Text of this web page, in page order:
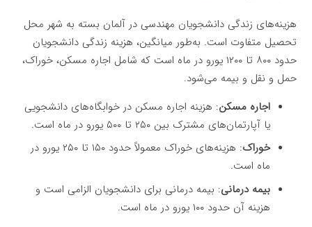
هزینه‌های زندگی دانشجویان مهندسی در آلمان بسته به شهر محل
تحصیل متفاوت است. به‌طور میانگین، هزینه زندگی دانشجویان
حدود ۸۰۰ تا ۱۲۰۰ یورو در ماه است که شامل اجاره مسکن، خوراک،
حمل و نقل و بیمه می‌شود.
اجاره مسکن: هزینه اجاره مسکن در خوابگاه‌های دانشجویی
یا آپارتمان‌های مشترک بین ۲۵۰ تا ۵۰۰ یورو در ماه است.
خوراک
: هزینه‌های خوراک معمولاً حدود ۱۵۰ تا ۲۵۰ یورو در
ماه است.
بیمه درمانی: بیمه درمانی برای دانشجویان الزامی است و
هزینه آن حدود ۱۰۰ یورو در ماه است.